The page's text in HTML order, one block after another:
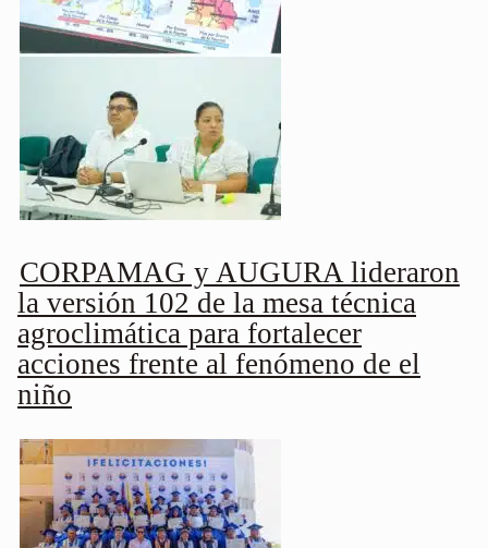
CORPAMAG y AUGURA lideraron
la versión 102 de la mesa técnica
agroclimática para fortalecer
acciones frente al fenómeno de el
niño